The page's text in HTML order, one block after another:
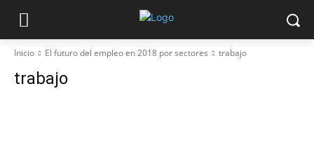
Inicio El futuro del empleo en 2018 por sectores trabajo
trabajo